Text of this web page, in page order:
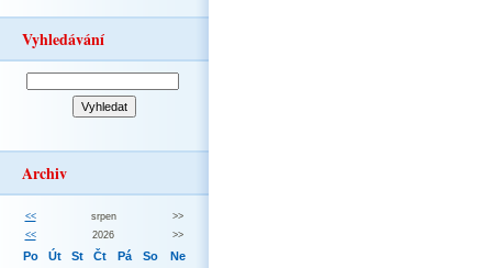
Vyhledávání
Archiv
<< srpen
>>
<<
2026 >>
Po Út St Čt Pá So Ne